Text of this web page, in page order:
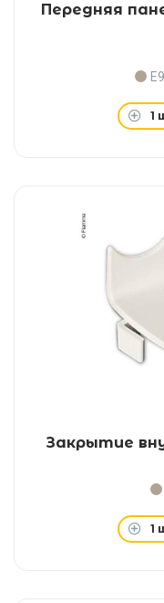
Передняя
1
Закрытие
1